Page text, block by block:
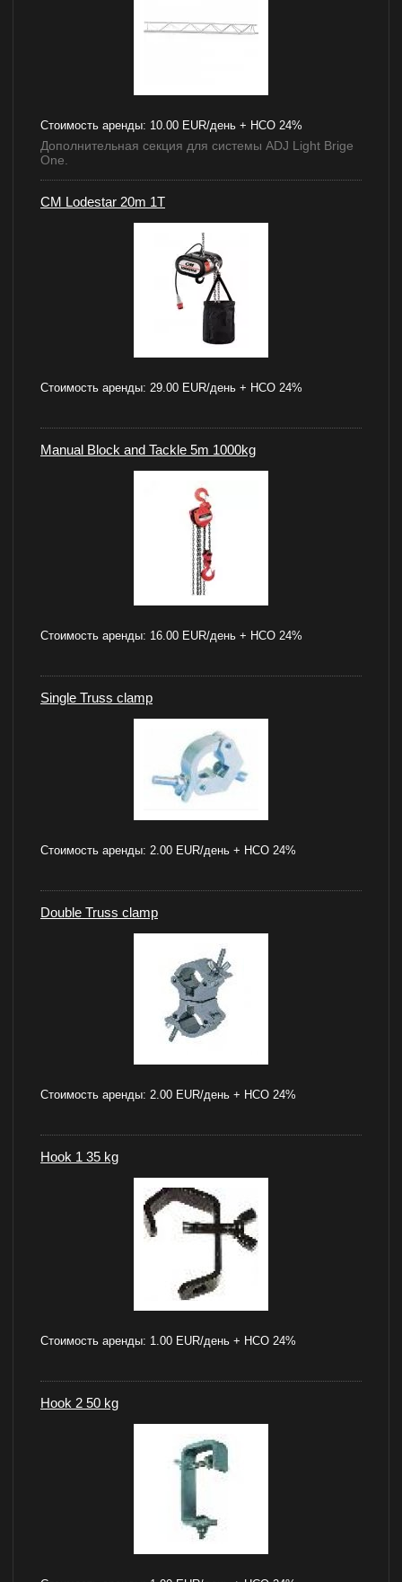
Стоимость аренды: 10.00 EUR/день + НСО 24%
Дополнительная секция для системы ADJ Light Brige
One.
CM Lodestar 20m 1T
Стоимость аренды: 29.00 EUR/день + НСО 24%
Manual Block and Tackle 5m 1000kg
Стоимость аренды: 16.00 EUR/день + НСО 24%
Single Truss clamp
Стоимость аренды: 2.00 EUR/день + НСО 24%
Double Truss clamp
Стоимость аренды: 2.00 EUR/день + НСО 24%
Hook 1 35 kg
Стоимость аренды: 1.00 EUR/день + НСО 24%
Hook 2 50 kg